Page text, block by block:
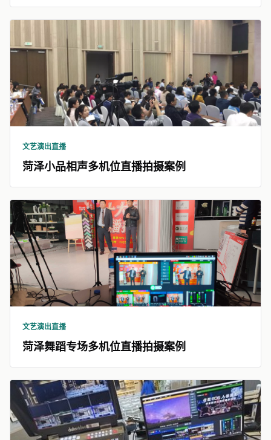
文艺演出直播
菏泽小品相声多机位直播拍摄案例
文艺演出直播
菏泽舞蹈专场多机位直播拍摄案例